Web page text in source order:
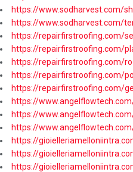
https://www.sodharvest.com/
https://www.sodharvest.com/
https://repairfirstroofing.com/
https://repairfirstroofing.com/
https://repairfirstroofing.com/
https://repairfirstroofing.com/
https://repairfirstroofing.com/
https://
https://
https://
https://
https://
https://